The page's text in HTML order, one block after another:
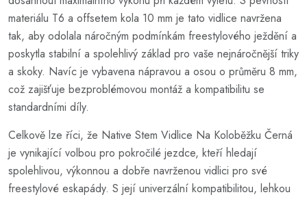
materiálu T6 a offsetem kola 10 mm je tato vidlice navržena
tak, aby odolala náročným podmínkám freestylového ježdění a
poskytla stabilní a spolehlivý základ pro vaše nejnáročnější triky
a skoky. Navíc je vybavena nápravou a osou o průměru 8 mm,
což zajišťuje bezproblémovou montáž a kompatibilitu se
standardními díly.
Celkově lze říci, že Native Stem Vidlice Na Koloběžku Černá
je vynikající volbou pro pokročilé jezdce, kteří hledají
spolehlivou, výkonnou a dobře navrženou vidlici pro své
freestylové eskapády. S její univerzální kompatibilitou, lehkou